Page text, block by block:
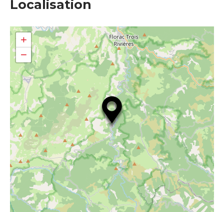
Localisation
+
−